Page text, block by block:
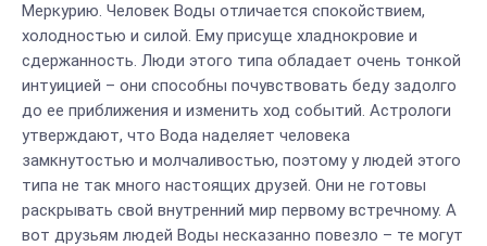
Меркурию. Человек Воды отличается спокойствием,
холодностью и силой. Ему присуще хладнокровие и
сдержанность. Люди этого типа обладает очень тонкой
интуицией – они способны почувствовать беду задолго
до ее приближения и изменить ход событий. Астрологи
утверждают, что Вода наделяет человека
замкнутостью и молчаливостью, поэтому у людей этого
типа не так много настоящих друзей. Они не готовы
раскрывать свой внутренний мир первому встречному. А
вот друзьям людей Воды несказанно повезло – те могут